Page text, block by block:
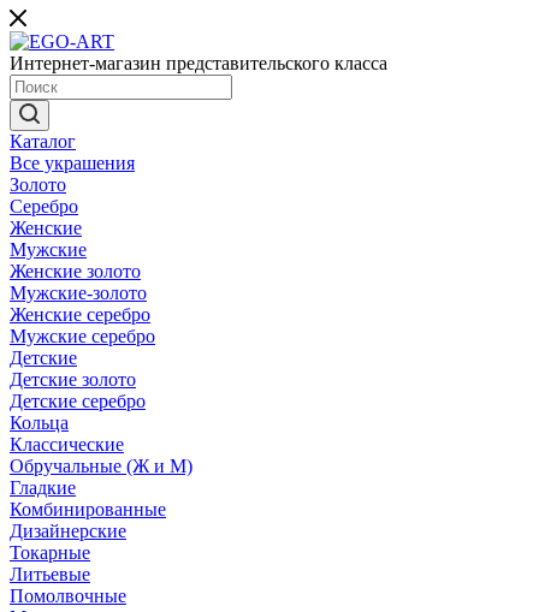
Интернет-магазин представительского класса
Каталог
Все украшения
Золото
Серебро
Женские
Мужские
Женские золото
Мужские-золото
Женские серебро
Мужские серебро
Детские
Детские золото
Детские серебро
Кольца
Классические
Обручальные (Ж и М)
Гладкие
Комбинированные
Дизайнерские
Токарные
Литьевые
Помолвочные